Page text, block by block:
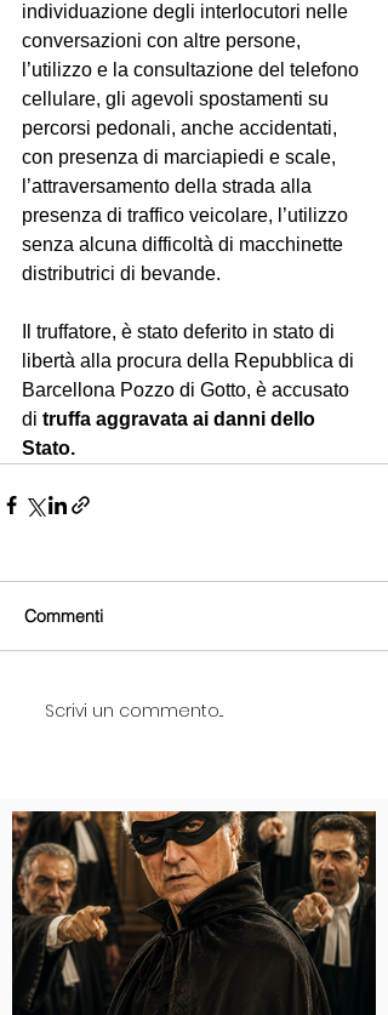
individuazione degli interlocutori nelle
conversazioni con altre persone,
l’utilizzo e la consultazione del telefono
cellulare, gli agevoli spostamenti su
percorsi pedonali, anche accidentati,
con presenza di marciapiedi e scale,
l’attraversamento della strada alla
presenza di traffico veicolare, l’utilizzo
senza alcuna difficoltà di macchinette
distributrici di bevande.
Il truffatore, è stato deferito in stato di
libertà alla procura della Repubblica di
Barcellona Pozzo di Gotto, è accusato
di truffa aggravata ai danni dello
Stato.
Commenti
Scrivi un commento...